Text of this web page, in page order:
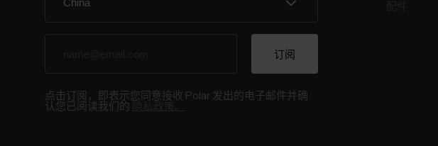
点击订阅，即表示您同意接收 Polar 发出的电子邮件并确
认您已阅读我们的